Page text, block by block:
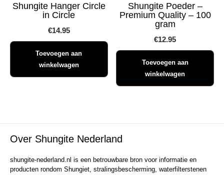
Shungite Hanger Circle
in Circle
€14.95
Toevoegen aan
winkelwagen
Shungite Poeder –
Premium Quality – 100
gram
€12.95
Toevoegen aan
winkelwagen
Over Shungite Nederland
shungite-nederland.nl is een betrouwbare bron voor informatie en
producten rondom Shungiet, stralingsbescherming, waterfilterstenen